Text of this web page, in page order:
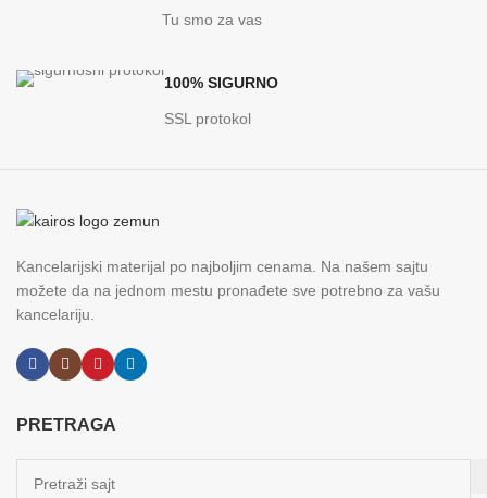
Tu smo za vas
100% SIGURNO
SSL protokol
Kancelarijski materijal po najboljim cenama. Na našem sajtu
možete da na jednom mestu pronađete sve potrebno za vašu
kancelariju.
PRETRAGA